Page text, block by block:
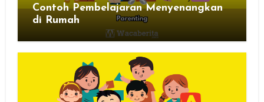
Contoh Pembelajaran Menyenangkan
di Rumah